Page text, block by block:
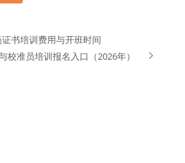
书培训费用与开班时间
校准员培训报名入口（2026年）